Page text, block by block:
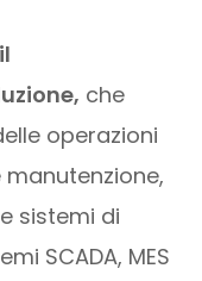
che
operazioni
sistemi di
SCADA, MES